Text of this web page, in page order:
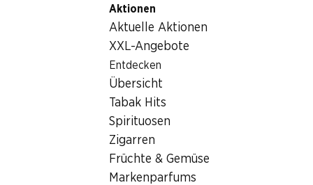
Aktionen
Aktuelle Aktionen
XXL-Angebote
Entdecken
Übersicht
Tabak Hits
Spirituosen
Zigarren
Früchte & Gemüse
Markenparfums
Lebensmittel Snack/Apero
Snack/Apero
Wochenaktionen